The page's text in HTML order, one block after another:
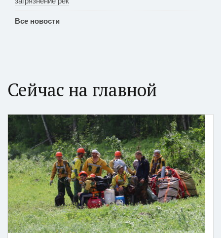
Все новости
Сейчас на главной